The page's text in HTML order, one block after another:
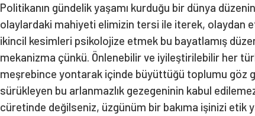
Politikanın gündelik yaşamı kurduğu bir dünya
olaylardaki mahiyeti elimizin tersi ile iterek, olaydan
ikincil kesimleri psikolojize etmek bu bayatlamış
mekanizma çünkü. Önlenebilir ve iyileştirilebilir her
meşrebince yontarak içinde büyüttüğü toplumu göz
sürükleyen bu arlanmazlık gezegeninin kabul
cüretinde değilseniz, üzgünüm bir bakıma işinizi etik